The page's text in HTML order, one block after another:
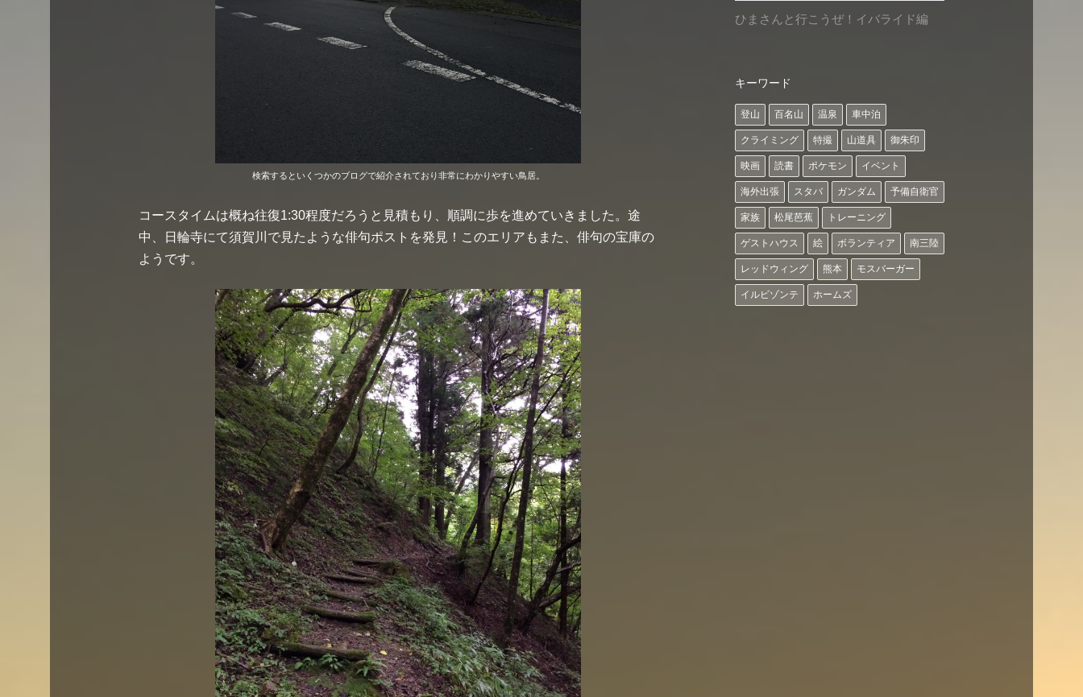
検索するといくつかのブログで紹介されており非常にわかりやすい鳥居。
コースタイムは概ね往復1:30程度だろうと見積もり、順調に歩を進めていきました。途
中、日輪寺にて須賀川で見たような俳句ポストを発見！このエリアもまた、俳句の宝庫の
ようです。
ひまさんと行こうぜ！イバライド編
キーワード
登山 百名山 温泉 車中泊
クライミング 特撮 山道具 御朱印
映画 読書 ポケモン イベント
海外出張 スタバ ガンダム 予備自衛官
家族 松尾芭蕉 トレーニング
ゲストハウス 絵 ボランティア 南三陸
レッドウィング 熊本 モスバーガー
イルビゾンテ ホームズ